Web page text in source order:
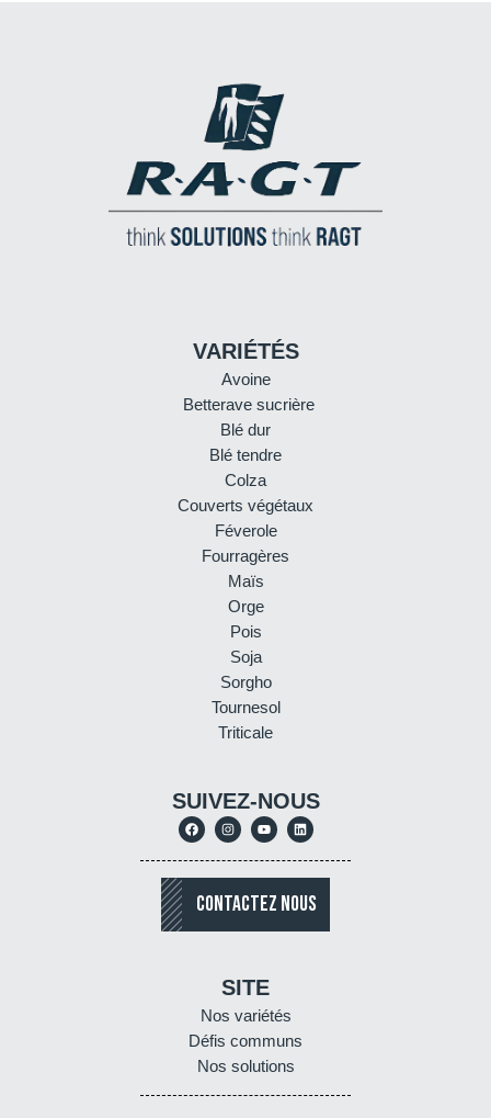
VARIÉTÉS
Avoine
Betterave sucrière
Blé dur
Blé tendre
Colza
Couverts végétaux
Féverole
Fourragères
Maïs
Orge
Pois
Soja
Sorgho
Tournesol
Triticale
SUIVEZ-NOUS
CONTACTEZ NOUS
SITE
Nos variétés
Défis communs
Nos solutions